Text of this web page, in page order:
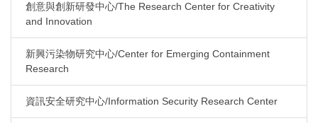
創意與創新研發中心/The Research Center for Creativity
and Innovation
新興污染物研究中心/Center for Emerging Containment
Research
資訊安全研究中心/Information Security Research Center